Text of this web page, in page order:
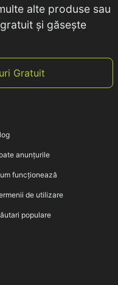
alte produse sau
și găsește
Gratuit
anunțurile
funcționează
de utilizare
populare